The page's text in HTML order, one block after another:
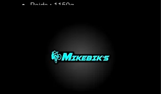
Poids : 1150g